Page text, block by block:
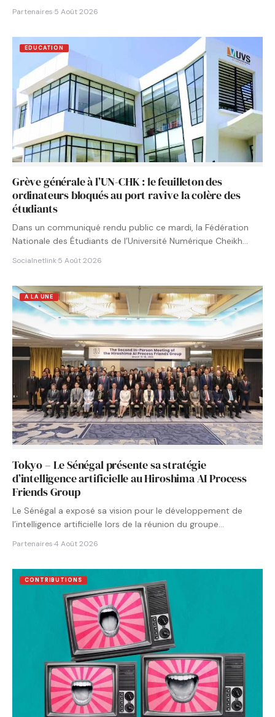
Partenaires·5 Août 2026
EDUCATION
Grève générale à l’UN-CHK : le feuilleton des
ordinateurs bloqués au port ravive la colère des
étudiants
Dans un communiqué rendu public ce mardi, la Fédération
Nationale des Étudiants de l’Université Numérique Cheikh
Socialnetlink·5 Août 2026
A LA UNE
Tokyo – Le Sénégal présente sa stratégie
d’intelligence artificielle au Hiroshima AI Process
Friends Group
Le Sénégal a exposé sa vision pour le développement de
l’intelligence artificielle lors de la réunion du groupe…
Partenaires·4 Août 2026
CONTRIBUTIONS